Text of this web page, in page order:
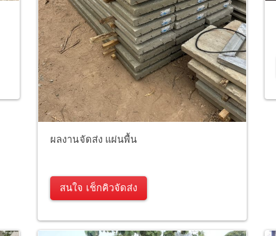
ผลงานจัดส่ง แผ่นพื้น
สนใจ เช็กคิวจัดส่ง